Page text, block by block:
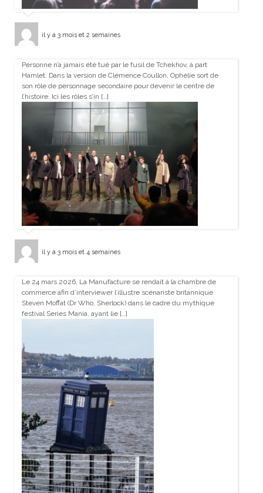
il y a 3 mois et 2 semaines
Personne n’a jamais été tué par le fusil de Tchekhov, à part
Hamlet. Dans la version de Clémence Coullon, Ophélie sort de
son rôle de personnage secondaire pour devenir le centre de
l’histoire. Ici les rôles s’in […]
il y a 3 mois et 4 semaines
Le 24 mars 2026, La Manufacture se rendait à la chambre de
commerce afin d’interviewer l’illustre scénariste britannique
Steven Moffat (Dr Who, Sherlock) dans le cadre du mythique
festival Series Mania, ayant lie […]